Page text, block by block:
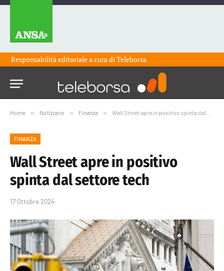
Responsabilità editoriale a cura diTeleborsa
Home » Notiziario » Finanza » Wall Street apre in positivo spinta dal settore tech
FINANZA
Wall Street apre in positivo
spinta dal settore tech
17 Ottobre 2024